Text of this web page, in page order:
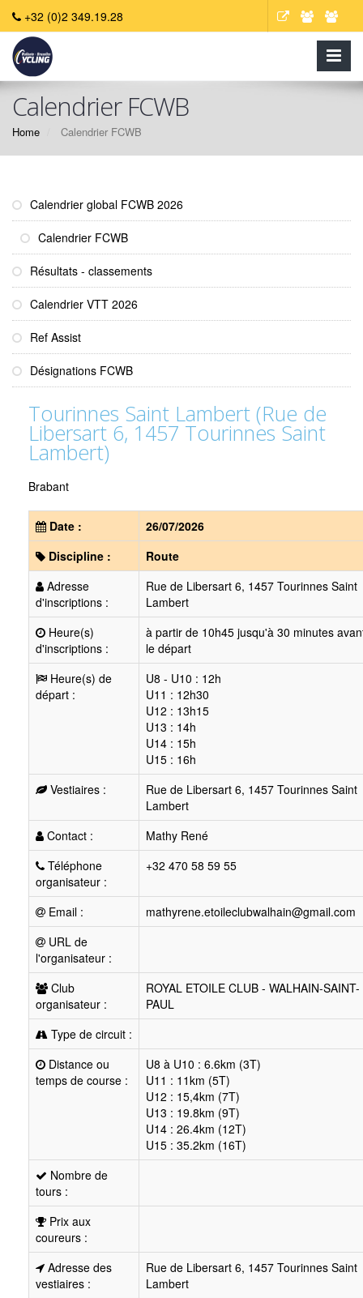
+32 (0)2 349.19.28
Calendrier FCWB
Home Calendrier FCWB
Calendrier global FCWB 2026
Calendrier FCWB
Résultats - classements
Calendrier VTT 2026
Ref Assist
Désignations FCWB
Tourinnes Saint Lambert (Rue de
Libersart 6, 1457 Tourinnes Saint
Lambert)
Brabant
Date :
26/07/2026
Discipline :
Route
Adresse
d'inscriptions :
Rue de Libersart 6, 1457 Tourinnes Saint
Lambert
Heure(s)
d'inscriptions :
à partir de 10h45 jusqu'à 30 minutes
le départ
Heure(s) de
départ :
U8 - U10 : 12h
U11 : 12h30
U12 : 13h15
U13 : 14h
U14 : 15h
U15 : 16h
Vestiaires :
Rue de Libersart 6, 1457 Tourinnes Saint
Lambert
Contact :
Mathy René
Téléphone
organisateur :
+32 470 58 59 55
Email :
mathyrene.etoileclubwalhain@gmail.com
URL de
l'organisateur :
Club
organisateur :
ROYAL ETOILE CLUB - WALHAIN-SAINT-
PAUL
Type de circuit :
Distance ou
temps de course :
U8 à U10 : 6.6km (3T)
U11 : 11km (5T)
U12 : 15,4km (7T)
U13 : 19.8km (9T)
U14 : 26.4km (12T)
U15 : 35.2km (16T)
Nombre de
tours :
Prix aux
coureurs :
Adresse des
vestiaires :
Rue de Libersart 6, 1457 Tourinnes Saint
Lambert